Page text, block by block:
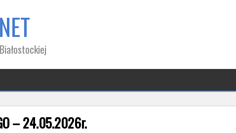
– 24.05.2026r.